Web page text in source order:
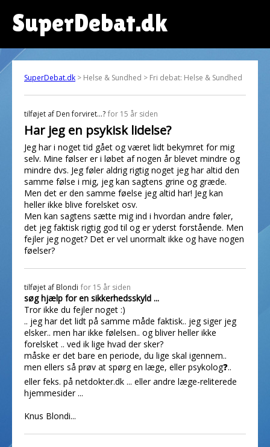
SuperDebat.dk
SuperDebat.dk > Helse & Sundhed > Fri debat: Helse & Sundhed
tilføjet af Den forviret...? for 15 år siden
Har jeg en psykisk lidelse?
Jeg har i noget tid gået og været lidt bekymret for mig
selv. Mine følser er i løbet af nogen år blevet mindre og
mindre dvs. Jeg føler aldrig rigtig noget jeg har altid den
samme følse i mig, jeg kan sagtens grine og græde.
Men det er den samme føelse jeg altid har! Jeg kan
heller ikke blive forelsket osv.
Men kan sagtens sætte mig ind i hvordan andre føler,
det jeg faktisk rigtig god til og er yderst forstående. Men
fejler jeg noget? Det er vel unormalt ikke og have nogen
føelser?
tilføjet af Blondi for 15 år siden
søg hjælp for en sikkerhedsskyld ...
Tror ikke du fejler noget :)
.. jeg har det lidt på samme måde faktisk.. jeg siger jeg
elsker.. men har ikke følelsen.. og bliver heller ikke
forelsket .. ved ik lige hvad der sker?
måske er det bare en periode, du lige skal igennem..
men ellers så prøv at spørg en læge, eller psykolog❓..
eller feks. på netdokter.dk ... eller andre læge-reliterede
hjemmesider ...
Knus Blondi...